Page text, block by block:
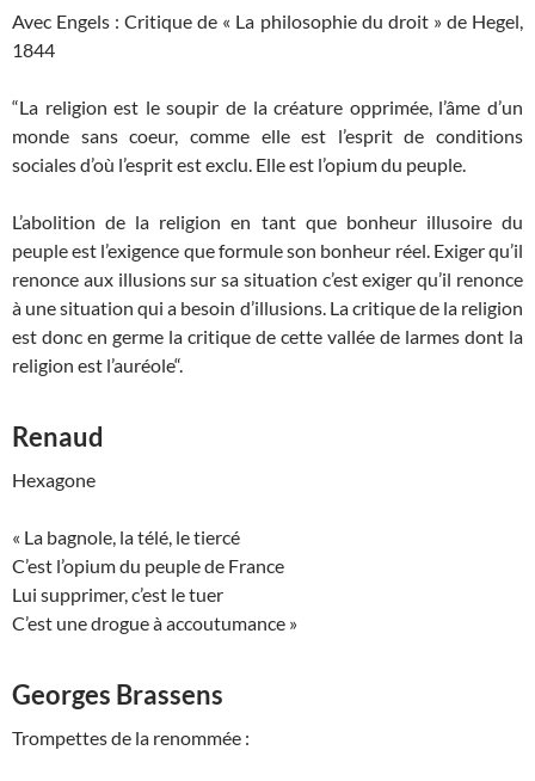
Avec Engels : Critique de « La philosophie du droit » de Hegel,
1844
“La religion est le soupir de la créature opprimée, l’âme d’un
monde sans coeur, comme elle est l’esprit de conditions
sociales d’où l’esprit est exclu. Elle est l’opium du peuple.
L’abolition de la religion en tant que bonheur illusoire du
peuple est l’exigence que formule son bonheur réel. Exiger qu’il
renonce aux illusions sur sa situation c’est exiger qu’il renonce
à une situation qui a besoin d’illusions. La critique de la religion
est donc en germe la critique de cette vallée de larmes dont la
religion est l’auréole“.
Renaud
Hexagone
« La bagnole, la télé, le tiercé
C’est l’opium du peuple de France
Lui supprimer, c’est le tuer
C’est une drogue à accoutumance »
Georges Brassens
Trompettes de la renommée :